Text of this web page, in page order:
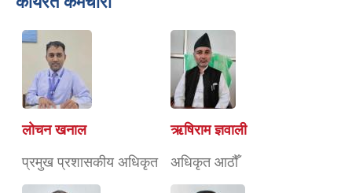
लोचन खनाल
प्रमुख प्रशासकीय अधिकृत
ऋषिराम ज्ञवाली
अधिकृत आठौँ